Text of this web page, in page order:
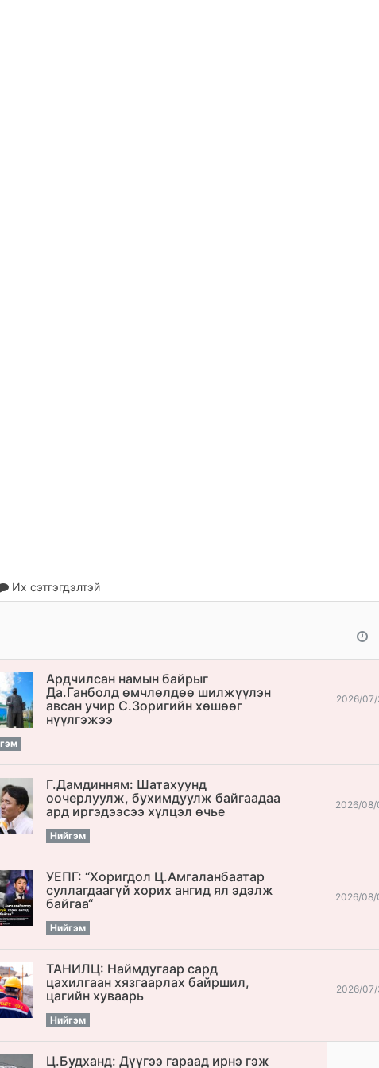
Их сэтгэгдэлтэй
Ардчилсан намын байрыг
Да.Ганболд өмчлөлдөө шилжүүлэн
авсан учир С.Зоригийн хөшөөг
нүүлгэжээ
2026/07/
Г.Дамдинням: Шатахуунд
оочерлуулж, бухимдуулж байгаадаа
ард иргэдээсээ хүлцэл өчье
Нийгэм
2026/08/
УЕПГ: “Хоригдол Ц.Амгаланбаатар
cуллагдаагүй хорих ангид ял эдэлж
байгаа“
Нийгэм
2026/08/
ТАНИЛЦ: Наймдугаар сард
цахилгаан хязгаарлах байршил,
цагийн хуваарь
Нийгэм
2026/07/
Ц.Будханд: Дүүгээ гараад ирнэ гэж